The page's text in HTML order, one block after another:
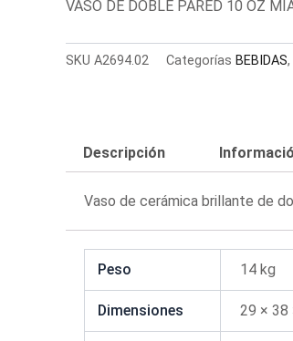
VASO DE DOBLE PARED 10 OZ
SKU A2694.02 Categorías BEBIDAS,
Descripción
Vaso de cerámica brillante de
Peso 14 kg
Dimensiones 29 × 38